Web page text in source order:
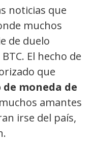
noticias que
muchos
de duelo
El hecho de
que
moneda de
amantes
irse del país,